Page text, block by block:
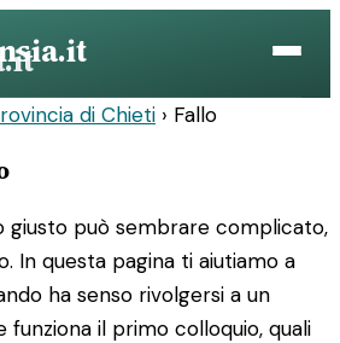
di Chieti › Fallo
giusto può sembrare complicato,
In questa pagina ti aiutiamo a
ha senso rivolgersi a un
funziona il primo colloquio, quali